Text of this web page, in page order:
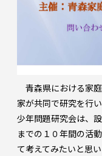
青森県における家
家が共同で研究を行
少年問題研究会は、
までの１０年間の活
て考えてみたいと思